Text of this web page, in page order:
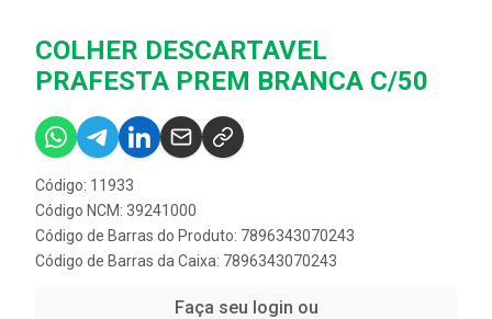
COLHER DESCARTAVEL
PRAFESTA PREM BRANCA C/50
Código: 11933
Código NCM: 39241000
Código de Barras do Produto: 7896343070243
Código de Barras da Caixa: 7896343070243
Faça seu login ou